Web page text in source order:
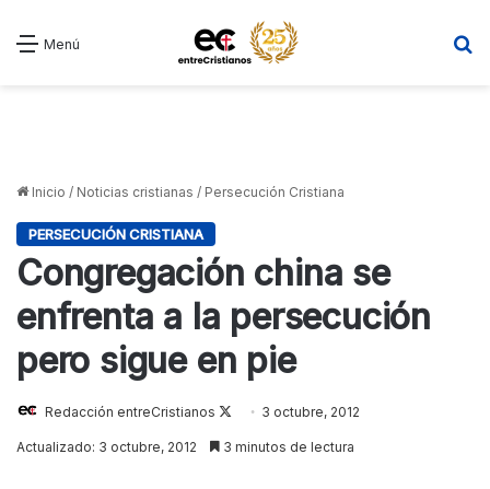
Menú
Inicio / Noticias cristianas / Persecución Cristiana
PERSECUCIÓN CRISTIANA
Congregación china se
enfrenta a la persecución
pero sigue en pie
Redacción entreCristianos
Follow3 octubre, 2012
Actualizado: 3 octubre, 2012 3 minutos de lectura